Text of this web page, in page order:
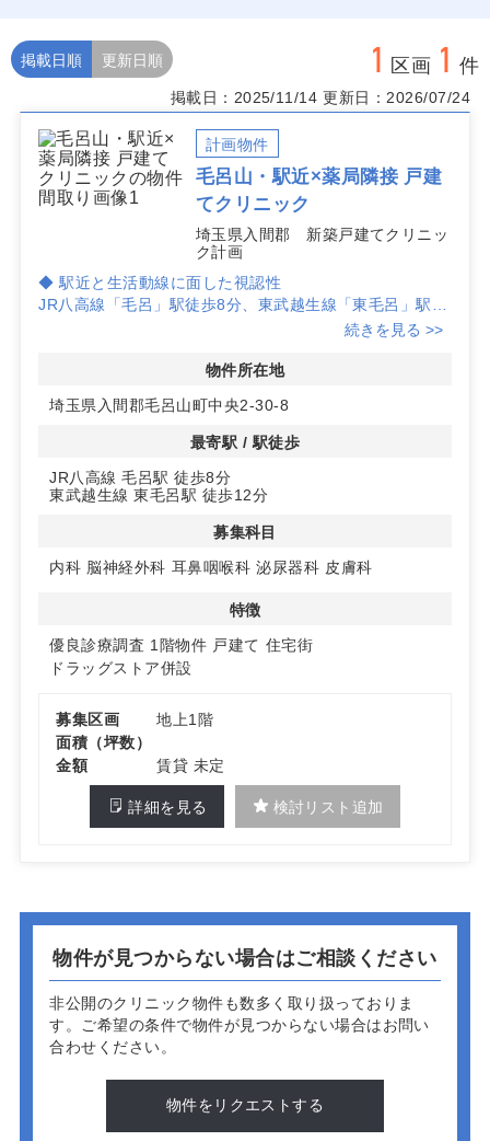
は学校・園からの導線と夕方の滞在時間を軸に評価する
と適合度が高まります。入間郡毛呂山町でクリニックに
適した物件は流動的です。公開中の物件に加え、水面下
で、計画段階からお気軽にご相談ください。
1 区画 1 件
掲載日順 更新日順
掲載日：2025/11/14 更新日：2026/07/24
計画物件
毛呂山・駅近×薬局隣接 戸建
てクリニック
埼玉県入間郡 新築戸建てクリニッ
ク計画
◆ 駅近と生活動線に面した視認性
JR八高線「毛呂」駅徒歩8分、東武越生線「東毛呂」駅徒
歩12分の間に位置し、駅へ向かう生活道路沿いで視認性
高く早期の認知と集患力向上に寄与しやすい立地です。
◆ ドラッグストア隣接による相乗効果
隣接地にドラッグストアがあり、受診前後の買い物ニーズ
の創出と、医薬・日用品の導線連携でクリニックの認知拡
大と継続受診の促進が期待できます。
◆ 1階戸建て計画とゆとりの駐車場
1階戸建ての新築計画で、ドクター決定から1〜1年半後の
セスに配慮でき、内科で優良診療調査・診療圏良好の評価
膚科の募集に適した計画物件です。契約期間は応相談、詳
細はお問い合わせください。
続きを見る >>
物件所在地
埼玉県入間郡毛呂山町中央2-30-8
最寄駅 / 駅徒歩
JR八高線 毛呂駅 徒歩8分
東武越生線 東毛呂駅 徒歩12分
募集科目
内科 脳神経外科 耳鼻咽喉科 泌尿器科 皮膚科
特徴
優良診療調査 1階物件 戸建て 住宅街
ドラッグストア併設
募集区画
地上1階
面積（坪数）
金額
賃貸 未定
詳細を見る 検討リスト追加
物件が見つからない場合はご相談ください
非公開のクリニック物件も数多く取り扱っておりま
す。 ご希望の条件で物件が見つからない場合はお問い
合わせください。
物件をリクエストする